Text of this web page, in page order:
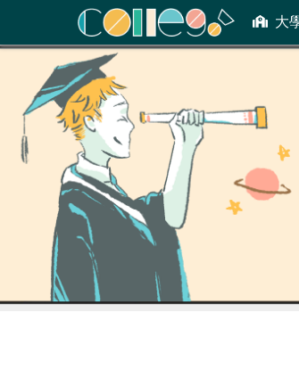
大
ColleGo! 大學選才與高中育才輔助系